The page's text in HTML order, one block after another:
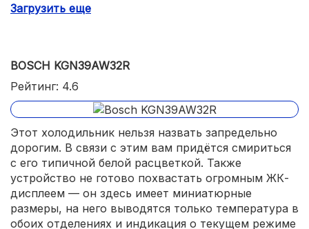
Периодически громко щёлкает;
Загрузить еще
BOSCH KGN39AW32R
Рейтинг: 4.6
Этот холодильник нельзя назвать запредельно
дорогим. В связи с этим вам придётся смириться
с его типичной белой расцветкой. Также
устройство не готово похвастать огромным ЖК-
дисплеем — он здесь имеет миниатюрные
размеры, на него выводятся только температура в
обоих отделениях и индикация о текущем режиме